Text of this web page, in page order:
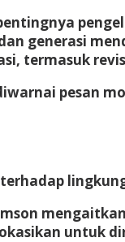
generasi
termasuk
pesan
untuk